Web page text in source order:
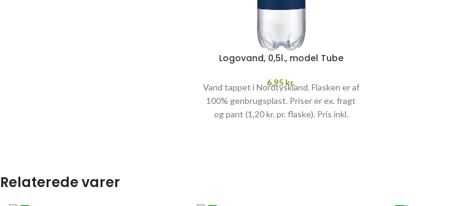
Logovand, 0,5l., model Tube
6,95 kr.
Vand tappet i Nordtyskland. Flasken er af
100% genbrugsplast. Priser er ex. fragt
og pant (1,20 kr. pr. flaske). Pris inkl.
Relaterede varer